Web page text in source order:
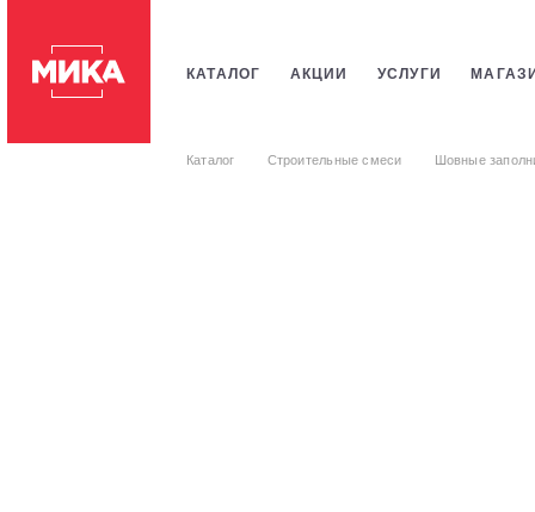
КАТАЛОГ АКЦИИ УСЛУГИ
Каталог Строительные смеси Шовные